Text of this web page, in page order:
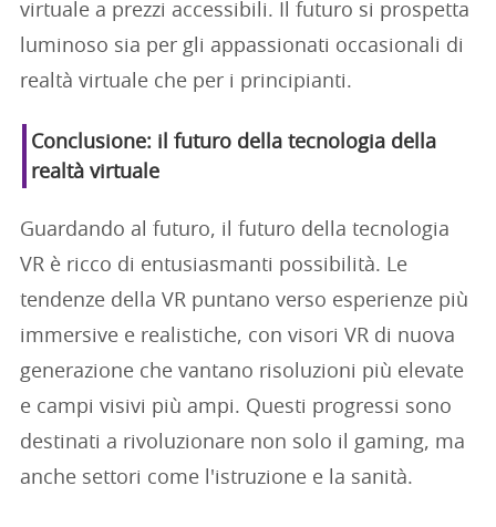
virtuale a prezzi accessibili. Il futuro si prospetta
luminoso sia per gli appassionati occasionali di
realtà virtuale che per i principianti.
Conclusione: il futuro della tecnologia della
realtà virtuale
Guardando al futuro, il futuro della tecnologia
VR è ricco di entusiasmanti possibilità. Le
tendenze della VR puntano verso esperienze più
immersive e realistiche, con visori VR di nuova
generazione che vantano risoluzioni più elevate
e campi visivi più ampi. Questi progressi sono
destinati a rivoluzionare non solo il gaming, ma
anche settori come l'istruzione e la sanità.